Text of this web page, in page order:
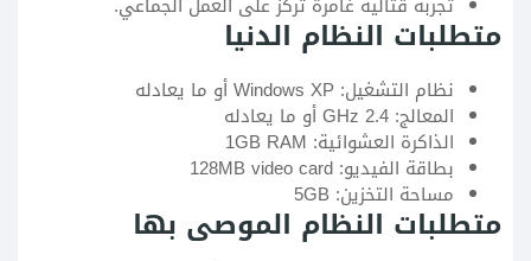
متطلبات النظام الدنيا
نظام التشغيل: Windows XP أو ما يعادله
المعالج: 2.4 GHz أو ما يعادله
الذاكرة العشوائية: 1GB RAM
بطاقة الفيديو: 128MB video card
مساحة التخزين: 5GB
متطلبات النظام الموصى بها